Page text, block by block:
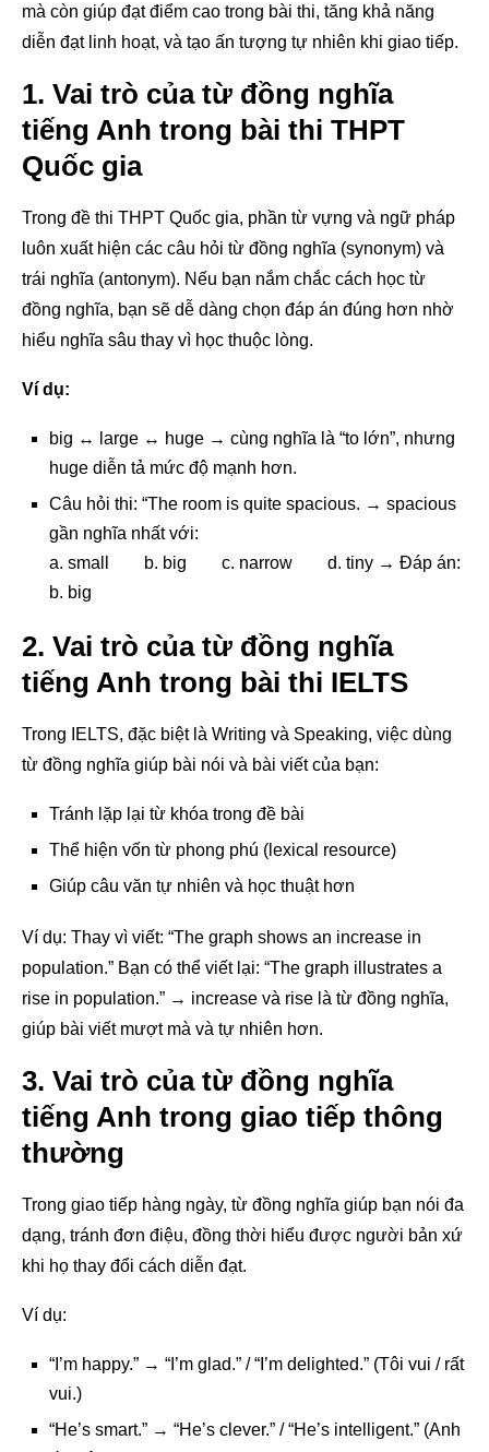
mà còn giúp đạt điểm cao trong bài thi, tăng khả năng
diễn đạt linh hoạt, và tạo ấn tượng tự nhiên khi giao tiếp.
1. Vai trò của từ đồng nghĩa
tiếng Anh trong bài thi THPT
Quốc gia
Trong đề thi THPT Quốc gia, phần từ vựng và ngữ pháp
luôn xuất hiện các câu hỏi từ đồng nghĩa (synonym) và
trái nghĩa (antonym). Nếu bạn nắm chắc cách học từ
đồng nghĩa, bạn sẽ dễ dàng chọn đáp án đúng hơn nhờ
hiểu nghĩa sâu thay vì học thuộc lòng.
Ví dụ:
big ↔ large ↔ huge → cùng nghĩa là “to lớn”, nhưng
huge diễn tả mức độ mạnh hơn.
Câu hỏi thi: “The room is quite spacious. → spacious
gần nghĩa nhất với:
a. small b. big c. narrow d. tiny → Đáp án:
b. big
2. Vai trò của từ đồng nghĩa
tiếng Anh trong bài thi IELTS
Trong IELTS, đặc biệt là Writing và Speaking, việc dùng
từ đồng nghĩa giúp bài nói và bài viết của bạn:
Tránh lặp lại từ khóa trong đề bài
Thể hiện vốn từ phong phú (lexical resource)
Giúp câu văn tự nhiên và học thuật hơn
Ví dụ: Thay vì viết: “The graph shows an increase in
population.” Bạn có thể viết lại: “The graph illustrates a
rise in population.” → increase và rise là từ đồng nghĩa,
giúp bài viết mượt mà và tự nhiên hơn.
3. Vai trò của từ đồng nghĩa
tiếng Anh trong giao tiếp thông
thường
Trong giao tiếp hàng ngày, từ đồng nghĩa giúp bạn nói đa
dạng, tránh đơn điệu, đồng thời hiểu được người bản xứ
khi họ thay đổi cách diễn đạt.
Ví dụ:
“I’m happy.” → “I’m glad.” / “I’m delighted.” (Tôi vui / rất
vui.)
“He’s smart.” → “He’s clever.” / “He’s intelligent.” (Anh